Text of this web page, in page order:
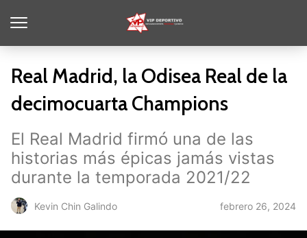
Real Madrid, la Odisea Real de la
decimocuarta Champions
El Real Madrid firmó una de las
historias más épicas jamás vistas
durante la temporada 2021/22
Kevin Chin Galindo febrero 26, 2024